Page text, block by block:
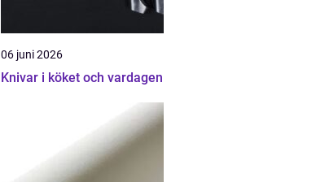
06 juni 2026
Knivar i köket och vardagen